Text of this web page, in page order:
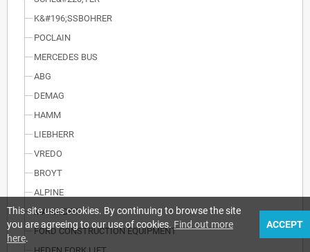
K&#196;SSBOHRER
POCLAIN
MERCEDES BUS
ABG
DEMAG
HAMM
LIEBHERR
VREDO
BROYT
ALPINE
MAHINDRA
FORD CONSTRUCTION EQUIPMENT
This site uses cookies. By continuing to browse the site
you are agreeing to our use of cookies. Find out more
here.
ACCEPT